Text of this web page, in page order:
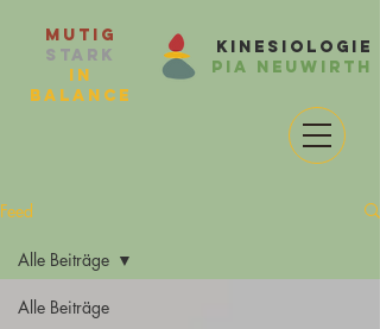
Kinesiologie
Pia Neuwirth
Mutig
Stark
in
balance
Feed
Alle Beiträge
Alle Beiträge